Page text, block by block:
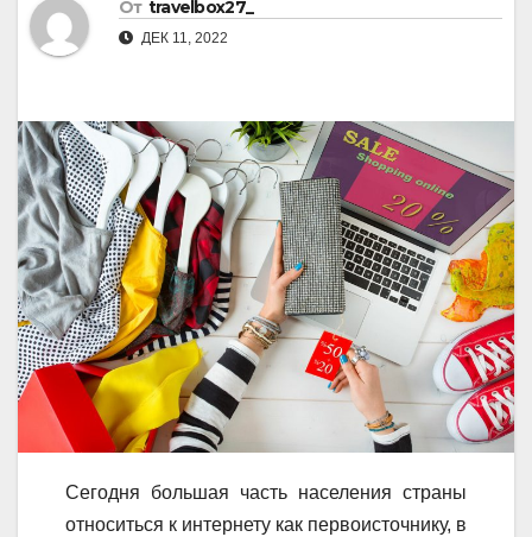
От travelbox27_
ДЕК 11, 2022
Сегодня большая часть населения страны
относиться к интернету как первоисточнику, в